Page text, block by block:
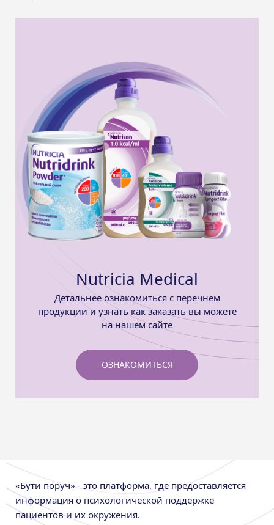
Nutricia Medical
Детальнее ознакомиться с перечнем
продукции и узнать как заказать вы можете
на нашем сайте
ОЗНАКОМИТЬСЯ
«Бути поруч» - это платформа, где предоставляется
информация о психологической поддержке
пациентов и их окружения.